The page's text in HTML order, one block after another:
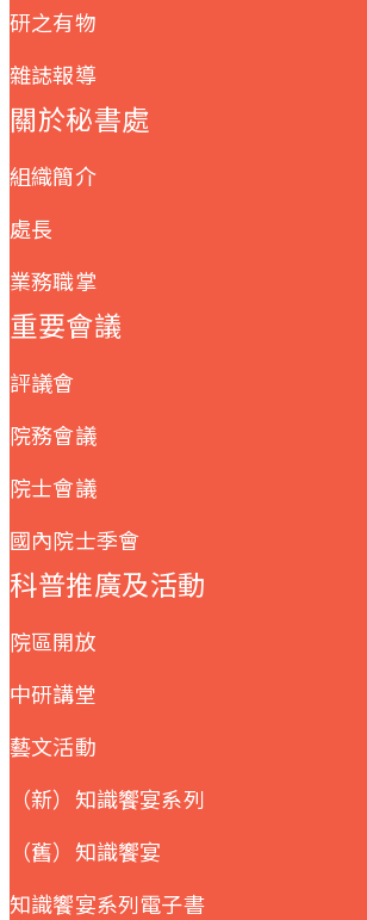
研之有物
雜誌報導
關於秘書處
組織簡介
處長
業務職掌
重要會議
評議會
院務會議
院士會議
國內院士季會
科普推廣及活動
院區開放
中研講堂
藝文活動
（新）知識饗宴系列
（舊）知識饗宴
知識饗宴系列電子書